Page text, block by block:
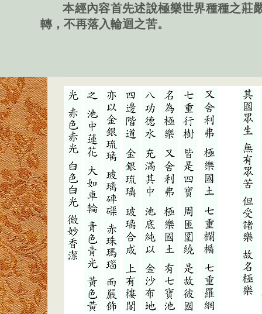
本經內容首先述說極樂世界種種之莊
轉，不再落入輪迴之苦。